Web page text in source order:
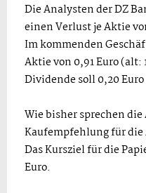
Die Analysten der DZ
einen Verlust je Aktie
Im kommenden
Aktie von 0,91 Euro (alt:
Dividende soll 0,20
Wie bisher sprechen
Kaufempfehlung für die
Das Kursziel für die
Euro.